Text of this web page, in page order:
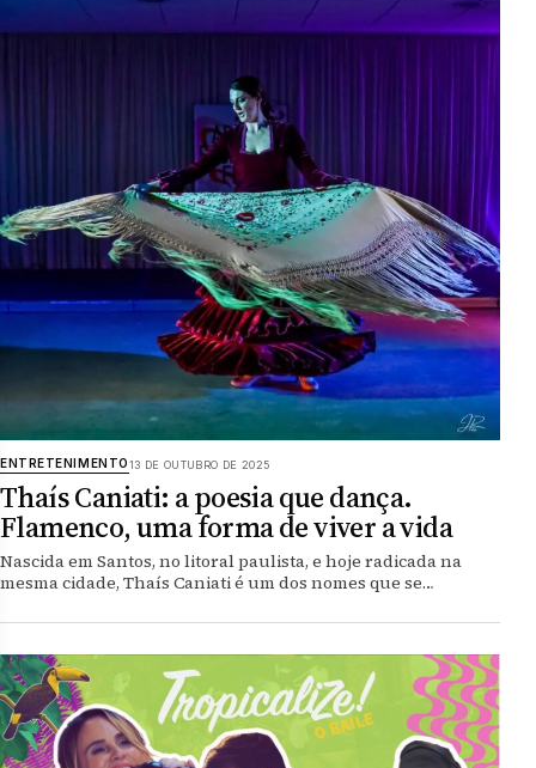
ENTRETENIMENTO13 DE OUTUBRO DE 2025
Thaís Caniati: a poesia que dança.
Flamenco, uma forma de viver a vida
Nascida em Santos, no litoral paulista, e hoje radicada na
mesma cidade, Thaís Caniati é um dos nomes que se…